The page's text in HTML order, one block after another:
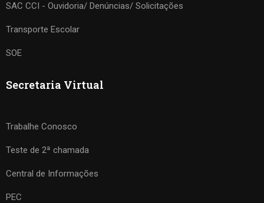
SAC CCI - Ouvidoria/ Denúncias/ Solicitações
Transporte Escolar
SOE
Secretaria Virtual
Trabalhe Conosco
Teste de 2ª chamada
Central de Informações
PEC